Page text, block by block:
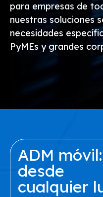
para empresas de
nuestras soluciones
necesidades
PyMEs y grandes
ADM
desde
cualquier